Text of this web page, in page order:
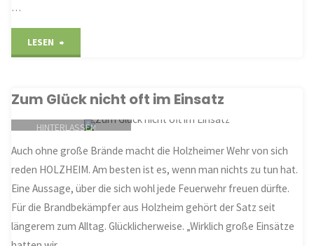
…
LESEN
Jahren
zum
Wohle
der
Zum Glück nicht oft im Einsatz
ZEITUNGSARTIKEL
24. SEPTEMBER 2004
HINTERLASSEN
Auch ohne große Brände macht die Holzheimer Wehr von sich
reden HOLZHEIM. Am besten ist es, wenn man nichts zu tun hat.
Eine Aussage, über die sich wohl jede Feuerwehr freuen dürfte.
Für die Brandbekämpfer aus Holzheim gehört der Satz seit
längerem zum Alltag. Glücklicherweise. „Wirklich große Einsätze